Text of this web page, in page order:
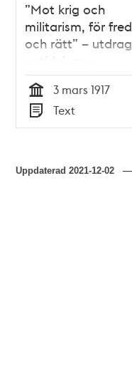
”Mot krig och
militarism, för fred
och rätt” – utdrag
ur tidningen
Fredsfanan 1917
Tid
3 mars 1917
Typ
Text
Uppdaterad2021-12-02